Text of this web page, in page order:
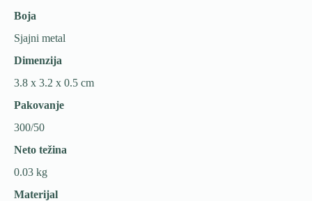
Boja
Sjajni metal
Dimenzija
3.8 x 3.2 x 0.5 cm
Pakovanje
300/50
Neto težina
0.03 kg
Materijal